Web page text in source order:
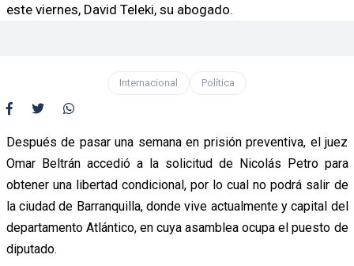
este viernes, David Teleki, su abogado.
Internacional Política
Después de pasar una semana en prisión preventiva, el juez
Omar Beltrán accedió a la solicitud de Nicolás Petro para
obtener una libertad condicional, por lo cual no podrá salir de
la ciudad de Barranquilla, donde vive actualmente y capital del
departamento Atlántico, en cuya asamblea ocupa el puesto de
diputado.